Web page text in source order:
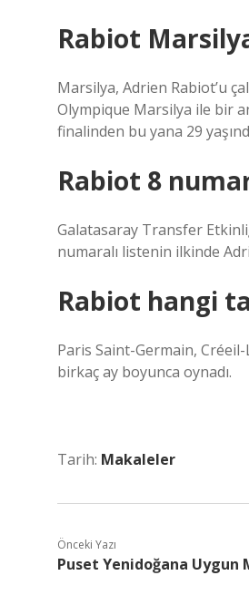
Rabiot
Marsilya, Adrien Rabiot’u
Olympique Marsilya ile bir
finalinden bu yana 29
Rabiot 8
Galatasaray Transfer
numaralı listenin ilkinde
Rabiot hangi
Paris Saint-Germain,
birkaç ay boyunca oynadı.
Tarih: Makaleler
Önceki Yazı
Puset Yenidoğana Uygun